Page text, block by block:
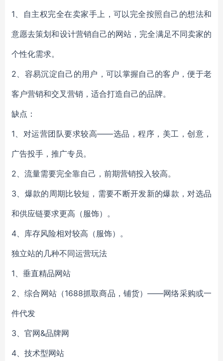
1、自主权完全在卖家手上，可以完全按照自己的想法和
意愿去策划和设计营销自己的网站，完全满足不同卖家的
个性化需求。
2、容易沉淀自己的用户，可以掌握自己的客户，便于老
客户营销和交叉营销，适合打造自己的品牌。
缺点：
1、对运营团队要求较高——选品，程序，美工，创意，
广告投手，推广专员。
2、流量需要完全靠自己，前期营销投入较高。
3、爆款的周期比较短，需要不断开发新的爆款，对选品
和供应链要求更高（服饰）。
4、库存风险相对较高（服饰）。
独立站的几种不同运营玩法
1、垂直精品网站
2、综合网站（1688抓取商品，铺货）——网络采购或一
件代发
3、官网&品牌网
4、技术型网站